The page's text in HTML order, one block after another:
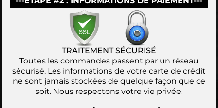
TRAITEMENT SÉCURISÉ
Toutes les commandes passent par un réseau
sécurisé. Les informations de votre carte de crédit
ne sont jamais stockées de quelque façon que ce
soit. Nous respectons votre vie privée.